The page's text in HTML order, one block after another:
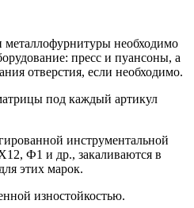
металлофурнитуры необходимо
пресс и пуансоны, а
отверстия, если необходимо.
под каждый артикул
инструментальной
Ф1 и др., закаливаются в
этих марок.
изностойкостью.